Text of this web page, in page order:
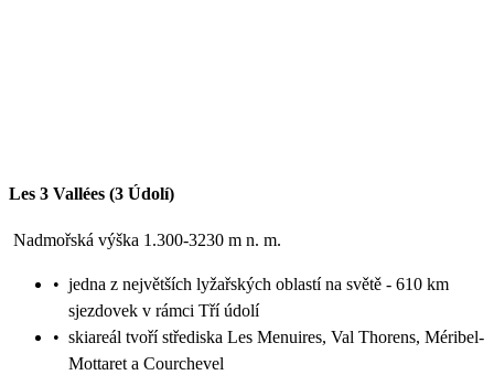
Les 3 Vallées (3 Údolí)
Nadmořská výška 1.300-3230 m n. m.
• jedna z největších lyžařských oblastí na světě - 610 km
sjezdovek v rámci Tří údolí
• skiareál tvoří střediska Les Menuires, Val Thorens, Méribel-
Mottaret a Courchevel